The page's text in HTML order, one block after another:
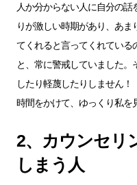
人か分からない人に自分の
りが激しい時期があり、あ
てくれると言ってくれている
と、常に警戒していました
したり軽蔑したりしません
時間をかけて、ゆっくり私を
2、カウンセリ
しまう人